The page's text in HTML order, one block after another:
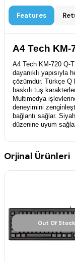
Features
A4 Tech KM-
A4 Tech KM-720 Q-
dayanıklı yapısıyla
çözümdür. Türkçe Q
baskılı tuş
Multimedya
deneyimini
bağlantı sağlar.
düzenine uyum
Bağlantı Türü: USB
Tuş Karakteri: Lazer
Numerik Tuş Takımı
Bilek Desteği: Yok
Orjinal Ürünleri
Out Of Stock